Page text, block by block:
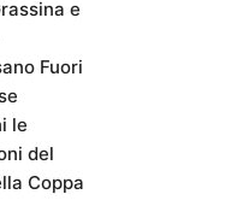
e
Fuori
le
del
Coppa